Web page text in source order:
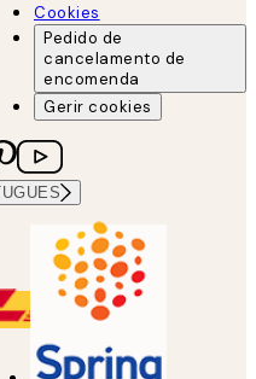
Cookies
Pedido de
cancelamento de
encomenda
Gerir cookies